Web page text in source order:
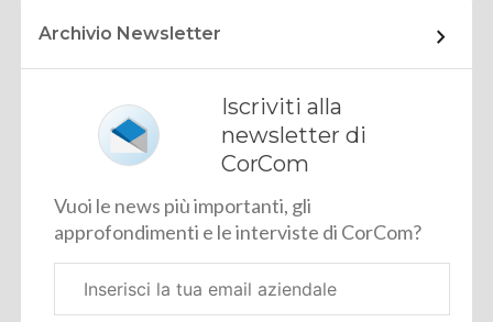
Archivio Newsletter
Iscriviti alla
newsletter di
CorCom
Vuoi le news più importanti, gli
approfondimenti e le interviste di CorCom?
aziendale